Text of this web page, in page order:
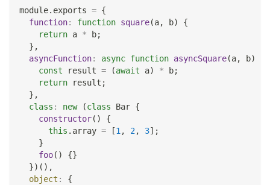
module. exports = {
function: function square(a, b)
{
return a * b;
} ,
asyncFunction: async function asyncSquare(a, b)
const result = (await a) * b;
return result ;
} ,
class : new (class Bar {
constructor( )
{
this . array = [1 , 2, 3] ;
}
foo( ) {}
}) ( ) ,
object :
{